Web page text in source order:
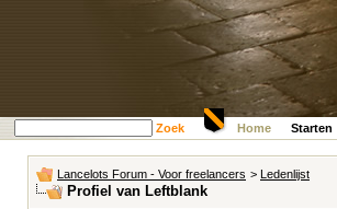
Zoek Home Starten
Lancelots Forum - Voor freelancers > Ledenlijst
Profiel van Leftblank